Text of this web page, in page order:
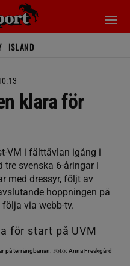
ISLAND
klara för
VM i fälttävlan igång i
tre svenska 6-åringar i
med dressyr, följt av
hoppningen på
via webb-tv.
på terrängbanan. Foto: Anna Freskgård